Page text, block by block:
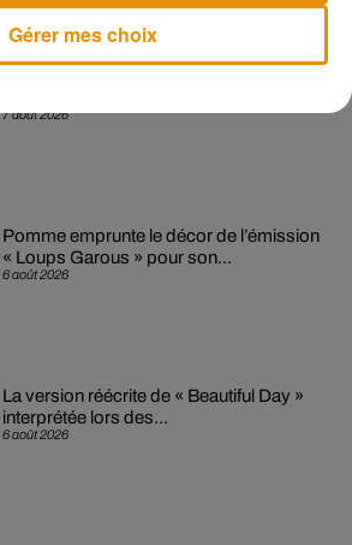
7 août 2026
6 août 2026
Pomme emprunte le décor de l’émission
« Loups Garous » pour son...
6 août 2026
La version réécrite de « Beautiful Day »
interprétée lors des...
Gérer mes choix